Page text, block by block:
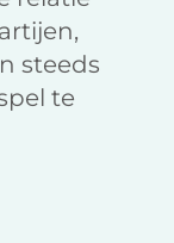
steeds
te